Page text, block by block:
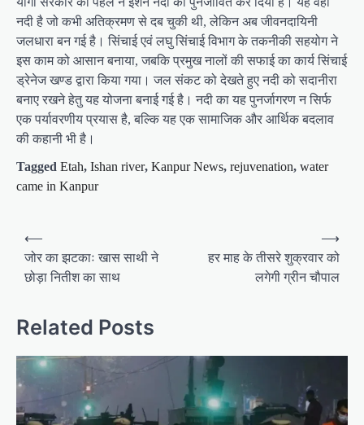
नदी है जो कभी अतिक्रमण से दब चुकी थी, लेकिन अब जीवनदायिनी
जलधारा बन गई है। सिंचाई एवं लघु सिंचाई विभाग के तकनीकी सहयोग ने
इस काम को आसान बनाया, जबकि प्रमुख नालों की सफाई का कार्य सिंचाई
ड्रेनेज खण्ड द्वारा किया गया। जल संकट को देखते हुए नदी को सदानीरा
बनाए रखने हेतु यह योजना बनाई गई है। नदी का यह पुनर्जागरण न सिर्फ
एक पर्यावरणीय प्रयास है, बल्कि यह एक सामाजिक और आर्थिक बदलाव
की कहानी भी है।
Tagged Etah, Ishan river, Kanpur News, rejuvenation, water
came in Kanpur
o
n
a
v
i
⟵
जोर का झटकाः खास साथी ने
छोड़ा नितीश का साथ
हर माह के तीसरे शुक्रवार को
लगेगी ग्रीन चौपाल
⟶
Related Posts